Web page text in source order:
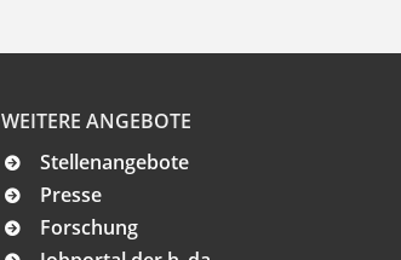
WEITERE ANGEBOTE
Stellenangebote
Presse
Forschung